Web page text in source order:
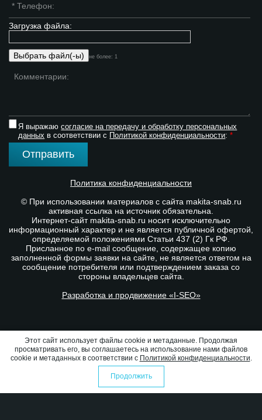
Сравнение
Загрузка файла:
не более: 1
Я выражаюсогласие на передачу и обработку персональных
данных в соответствии с Политикой конфиденциальности:*
Отправить
Политика конфиденциальности
© При использовании материалов с сайта makita-snab.ru
активная ссылка на источник обязательна.
Интернет-сайт makita-snab.ru носит исключительно
информационный характер и не является публичной офертой,
определяемой положениями Статьи 437 (2) Гк РФ.
Присланное по e-mail сообщение, содержащее копию
заполненной формы заявки на сайте, не является ответом на
сообщение потребителя или подтверждением заказа со
стороны владельцев сайта.
Разработка и продвижение «I-SEO»
Этот сайт использует файлы cookie и метаданные. Продолжая
просматривать его, вы соглашаетесь на использование нами файлов
cookie и метаданных в соответствии с Политикой конфиденциальности.
Продолжить